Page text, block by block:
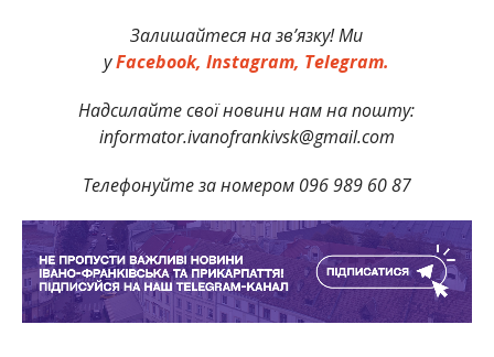
Залишайтеся на зв’язку! Ми
уFacebook, Instagram, Telegram.
Надсилайте свої новини нам на пошту:
informator.ivanofrankivsk@gmail.com
Телефонуйте за номером 096 989 60 87